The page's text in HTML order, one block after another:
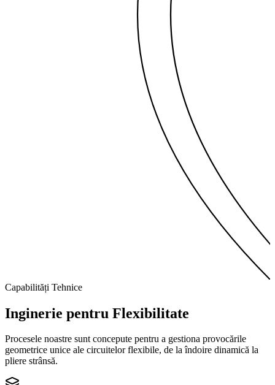
Capabilități Tehnice
Inginerie pentru Flexibilitate
Procesele noastre sunt concepute pentru a gestiona provocările
geometrice unice ale circuitelor flexibile, de la îndoire dinamică la
pliere strânsă.